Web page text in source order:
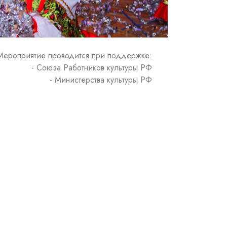
проводится при поддержке:
- Союза Работников культуры РФ
- Министерства культуры РФ